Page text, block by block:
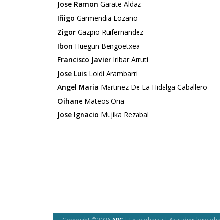
Jose Ramon Garate Aldaz
Iñigo Garmendia Lozano
Zigor Gazpio Ruifernandez
Ibon Huegun Bengoetxea
Francisco Javier Iribar Arruti
Jose Luis Loidi Arambarri
Angel Maria Martinez De La Hidalga Caballero
Oihane Mateos Oria
Jose Ignacio Mujika Rezabal